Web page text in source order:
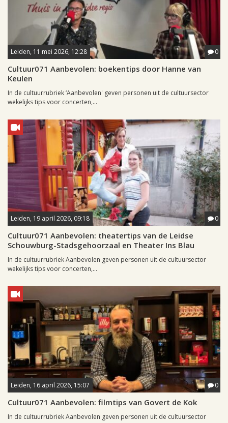
Leiden, 11 mei 2026, 12:28 0
Cultuur071 Aanbevolen: boekentips door Hanne van
Keulen
In de cultuurrubriek ‘Aanbevolen' geven personen uit de cultuursector
wekelijks tips voor concerten,...
Leiden, 19 april 2026, 09:18 0
Cultuur071 Aanbevolen: theatertips van de Leidse
Schouwburg-Stadsgehoorzaal en Theater Ins Blau
In de cultuurrubriek Aanbevolen geven personen uit de cultuursector
wekelijks tips voor concerten,...
Leiden, 16 april 2026, 15:07 0
Cultuur071 Aanbevolen: filmtips van Govert de Kok
In de cultuurrubriek Aanbevolen geven personen uit de cultuursector